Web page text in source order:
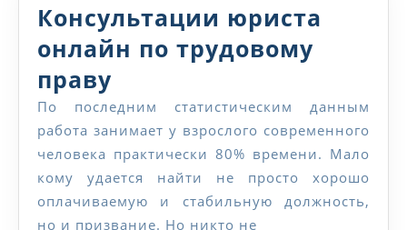
изменениях
трудового
Консультации юриста
онлайн по трудовому
праву
юриста
онлайн
по
трудовому
По последним статистическим данным
работа занимает у взрослого современного
человека практически 80% времени. Мало
кому удается найти не просто хорошо
оплачиваемую и стабильную должность,
но и призвание. Но никто не